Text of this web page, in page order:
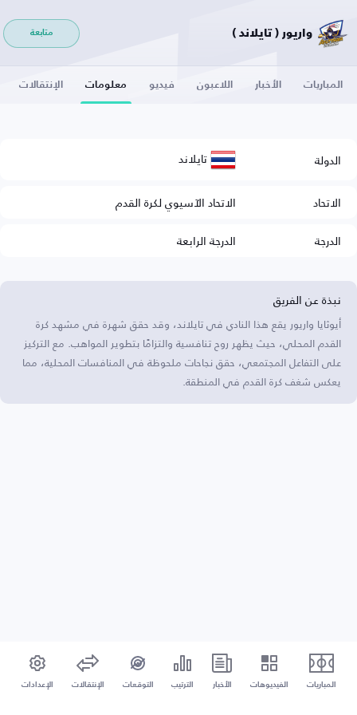
واريور ( تايلاند ) متابعة
المباريات الأخبار اللاعبون فيديو معلومات الإنتقالات
الدولة تايلاند
الاتحاد
الاتحاد الآسيوي لكرة القدم
الدرجة
الدرجة الرابعة
نبذة عن الفريق
أيوثايا واريور يقع هذا النادي في تايلاند، وقد حقق شهرة في مشهد كرة
القدم المحلي، حيث يظهر روح تنافسية والتزامًا بتطوير المواهب. مع التركيز
على التفاعل المجتمعي، حقق نجاحات ملحوظة في المنافسات المحلية، مما
يعكس شغف كرة القدم في المنطقة.
المباريات الفيديوهات الأخبار الترتيب التوقعات الإنتقالات الإعدادات